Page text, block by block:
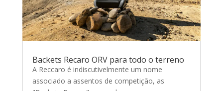
Backets Recaro ORV para todo o terreno
A Reccaro é indiscutivelmente um nome
associado a assentos de competição, as